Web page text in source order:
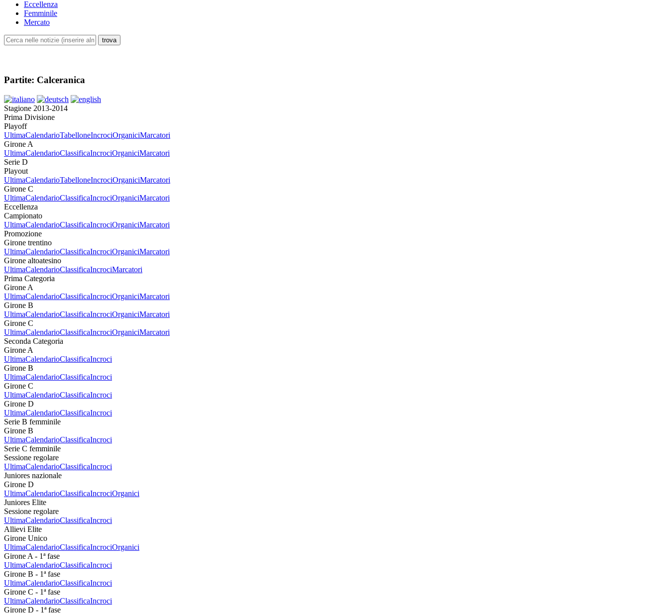
Eccellenza
Femminile
Mercato
Partite: Calceranica
Stagione 2013-2014
Prima Divisione
Playoff
UltimaCalendarioTabelloneIncrociOrganiciMarcatori
Girone A
UltimaCalendarioClassificaIncrociOrganiciMarcatori
Serie D
Playout
UltimaCalendarioTabelloneIncrociOrganiciMarcatori
Girone C
UltimaCalendarioClassificaIncrociOrganiciMarcatori
Eccellenza
Campionato
UltimaCalendarioClassificaIncrociOrganiciMarcatori
Promozione
Girone trentino
UltimaCalendarioClassificaIncrociOrganiciMarcatori
Girone altoatesino
UltimaCalendarioClassificaIncrociMarcatori
Prima Categoria
Girone A
UltimaCalendarioClassificaIncrociOrganiciMarcatori
Girone B
UltimaCalendarioClassificaIncrociOrganiciMarcatori
Girone C
UltimaCalendarioClassificaIncrociOrganiciMarcatori
Seconda Categoria
Girone A
UltimaCalendarioClassificaIncroci
Girone B
UltimaCalendarioClassificaIncroci
Girone C
UltimaCalendarioClassificaIncroci
Girone D
UltimaCalendarioClassificaIncroci
Serie B femminile
Girone B
UltimaCalendarioClassificaIncroci
Serie C femminile
Sessione regolare
UltimaCalendarioClassificaIncroci
Juniores nazionale
Girone D
UltimaCalendarioClassificaIncrociOrganici
Juniores Elite
Sessione regolare
UltimaCalendarioClassificaIncroci
Allievi Elite
Girone Unico
UltimaCalendarioClassificaIncrociOrganici
Girone A - 1ª fase
UltimaCalendarioClassificaIncroci
Girone B - 1ª fase
UltimaCalendarioClassificaIncroci
Girone C - 1ª fase
UltimaCalendarioClassificaIncroci
Girone D - 1ª fase